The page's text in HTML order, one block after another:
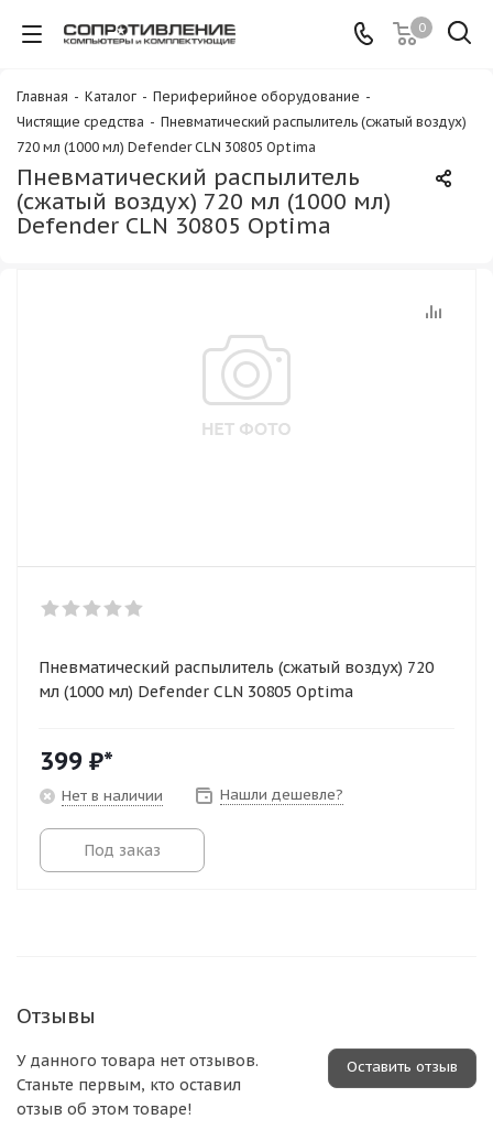
0
Главная - Каталог - Периферийное оборудование -
Чистящие средства - Пневматический распылитель (сжатый воздух)
720 мл (1000 мл) Defender CLN 30805 Optima
Пневматический распылитель
(сжатый воздух) 720 мл (1000 мл)
Defender CLN 30805 Optima
Пневматический распылитель (сжатый воздух) 720
мл (1000 мл) Defender CLN 30805 Optima
399 ₽*
Нет в наличии Нашли дешевле?
Под заказ
Отзывы
Оставить отзыв
У данного товара нет отзывов.
Станьте первым, кто оставил
отзыв об этом товаре!